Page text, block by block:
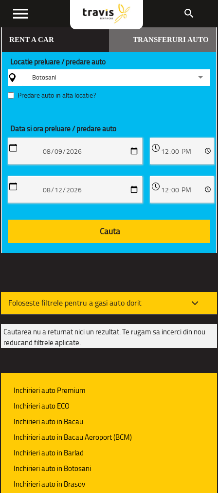
menu search
RENT A CAR TRANSFERURI AUTO
Locatie preluare / predare auto
Botosani
Predare auto in alta locatie?
Data si ora preluare / predare auto
Foloseste filtrele pentru a gasi auto dorit
Cautarea nu a returnat nici un rezultat. Te rugam sa incerci din nou
reducand filtrele aplicate.
Inchirieri auto Premium
Inchirieri auto ECO
Inchirieri auto in Bacau
Inchirieri auto in Bacau Aeroport (BCM)
Inchirieri auto in Barlad
Inchirieri auto in Botosani
Inchirieri auto in Brasov